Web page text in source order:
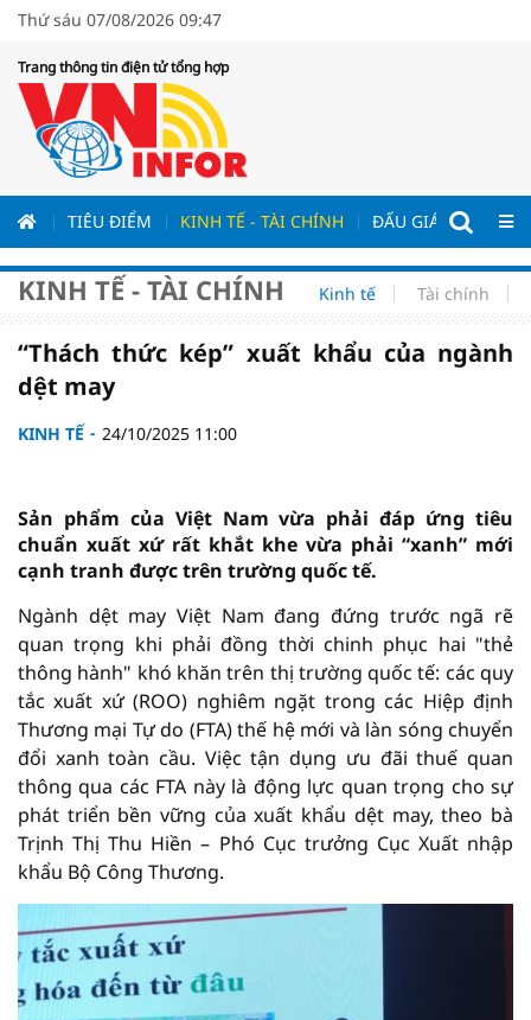
Thứ sáu 07/08/2026 09:47
Trang thông tin điện tử tổng hợp
TIÊU ĐIỂM KINH TẾ - TÀI CHÍNH ĐẤU GIÁ - ĐẤU
KINH TẾ - TÀI CHÍNH Kinh tế Tài chính
“Thách thức kép” xuất khẩu của ngành
dệt may
KINH TẾ 24/10/2025 11:00
Sản phẩm của Việt Nam vừa phải đáp ứng tiêu
chuẩn xuất xứ rất khắt khe vừa phải “xanh” mới
cạnh tranh được trên trường quốc tế.
Ngành dệt may Việt Nam đang đứng trước ngã rẽ
quan trọng khi phải đồng thời chinh phục hai "thẻ
thông hành" khó khăn trên thị trường quốc tế: các quy
tắc xuất xứ (ROO) nghiêm ngặt trong các Hiệp định
Thương mại Tự do (FTA) thế hệ mới và làn sóng chuyển
đổi xanh toàn cầu. Việc tận dụng ưu đãi thuế quan
thông qua các FTA này là động lực quan trọng cho sự
phát triển bền vững của xuất khẩu dệt may, theo bà
Trịnh Thị Thu Hiền – Phó Cục trưởng Cục Xuất nhập
khẩu Bộ Công Thương.